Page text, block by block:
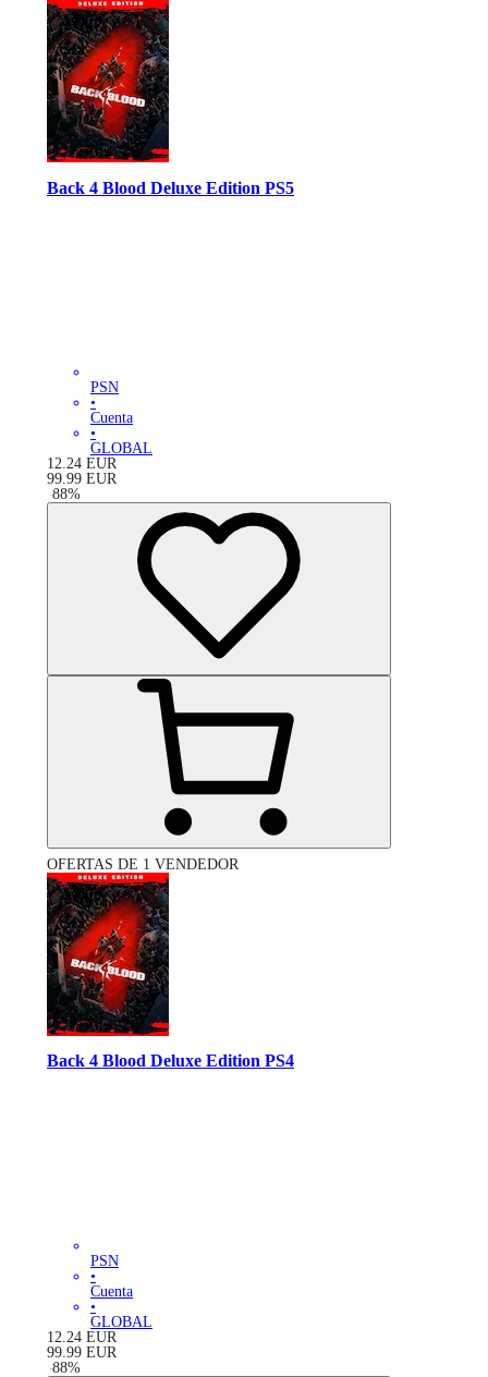
Back 4 Blood Deluxe Edition PS5
PSN
•
Cuenta
•
GLOBAL
12.24 EUR
99.99 EUR
-88%
OFERTAS DE 1 VENDEDOR
Back 4 Blood Deluxe Edition PS4
PSN
•
Cuenta
•
GLOBAL
12.24 EUR
99.99 EUR
-88%